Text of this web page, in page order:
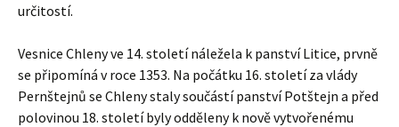
určitostí.
Vesnice Chleny ve 14. století náležela k panství Litice, prvně
se připomíná v roce 1353. Na počátku 16. století za vlády
Pernštejnů se Chleny staly součástí panství Potštejn a před
polovinou 18. století byly odděleny k nově vytvořenému